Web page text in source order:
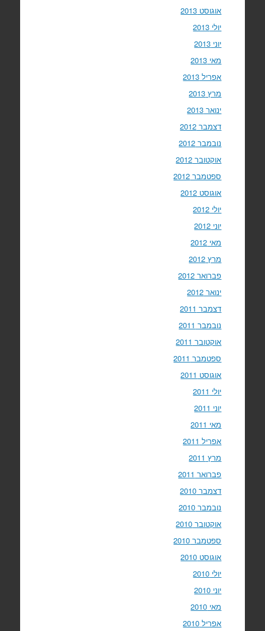
אוגוסט 2013
יולי 2013
יוני 2013
מאי 2013
אפריל 2013
מרץ 2013
ינואר 2013
דצמבר 2012
נובמבר 2012
אוקטובר 2012
ספטמבר 2012
אוגוסט 2012
יולי 2012
יוני 2012
מאי 2012
מרץ 2012
פברואר 2012
ינואר 2012
דצמבר 2011
נובמבר 2011
אוקטובר 2011
ספטמבר 2011
אוגוסט 2011
יולי 2011
יוני 2011
מאי 2011
אפריל 2011
מרץ 2011
פברואר 2011
דצמבר 2010
נובמבר 2010
אוקטובר 2010
ספטמבר 2010
אוגוסט 2010
יולי 2010
יוני 2010
מאי 2010
אפריל 2010